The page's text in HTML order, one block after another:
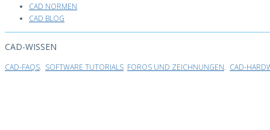
CAD NORMEN
CAD BLOG
CAD-WISSEN
CAD-FAQS. SOFTWARE TUTORIALS FOROS UND ZEICHNUNGEN. CAD-